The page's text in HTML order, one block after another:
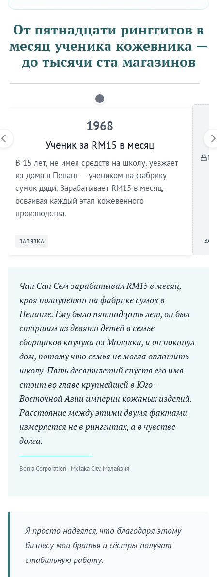
От пятнадцати ринггитов в
месяц ученика кожевника —
до тысячи ста магазинов
1968
Ученик за RM15 в месяц
В 15 лет, не имея средств на школу, уезжает
из дома в Пенанг — учеником на фабрику
сумок дяди. Зарабатывает RM15 в месяц,
осваивая каждый этап кожевенного
производства.
ЗАВЯЗКА
Чан Сан Сем зарабатывал RM15 в месяц,
кроя полиуретан на фабрике сумок в
Пенанге. Ему было пятнадцать лет, он был
старшим из девяти детей в семье
сборщиков каучука из Малакки, и он покинул
дом, потому что семья не могла оплатить
школу. Пять десятилетий спустя его имя
стоит во главе крупнейшей в Юго-
Восточной Азии империи кожаных изделий.
Расстояние между этими двумя фактами
измеряется не в ринггитах, а в чувстве
долга.
Bonia Corporation · Melaka City, Малайзия
Я просто надеялся, что благодаря этому
бизнесу мои братья и сёстры получат
стабильную работу.